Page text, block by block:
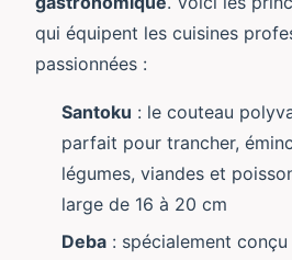
qui équipent les cuisines
passionnées :
Santoku : le couteau
parfait pour trancher,
légumes, viandes et
large de 16 à 20 cm
Deba : spécialement